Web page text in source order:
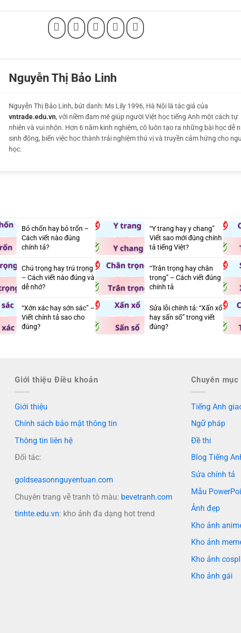
Nguyễn Thị Bảo Linh
Nguyễn Thị Bảo Linh, bút danh: Ms Lily 1996, Hà Nội là tác giả của
vntrade.edu.vn, với niềm đam mê giúp người Việt học tiếng Anh một cách tự
nhiên và vui nhộn. Hơn 6 năm kinh nghiệm, cô luôn tạo ra những bài học dễ
sinh động, biến việc học thành trải nghiệm thú vị và truyền cảm hứng cho
học.
Bỏ chốn hay bỏ trốn –
Cách viết nào đúng
chính tả?
“Y trang hay y chang”
Viết sao mới đúng chính
tả tiếng Việt?
Chú trọng hay trú trọng
– Cách viết nào đúng và
dễ nhớ?
“Trân trọng hay chân
trọng” – Cách viết đúng
chính tả
“Xớn xác hay sớn sác” –
Viết chính tả sao cho
đúng?
Sửa lỗi chính tả: “Xấn xổ
hay sấn sổ” trong viết
đúng?
Giới thiệu Điều khoản
Giới thiệu
Chính sách bảo mật thông tin
Thông tin liên hệ
Đối tác:
goldseasonnguyentuan.com
Chuyên trang vẽ tranh tô màu: bevetranh.com
tinhte.edu.vn: kho ảnh đa dạng hot trend
Chuyên mục
Tiếng Anh
Ngữ pháp
Đề thi
Blog Tiếng
Sửa chính tả
Mẫu
Ảnh đẹp
Kho ảnh
Kho ảnh
Kho ảnh
Kho ảnh gái